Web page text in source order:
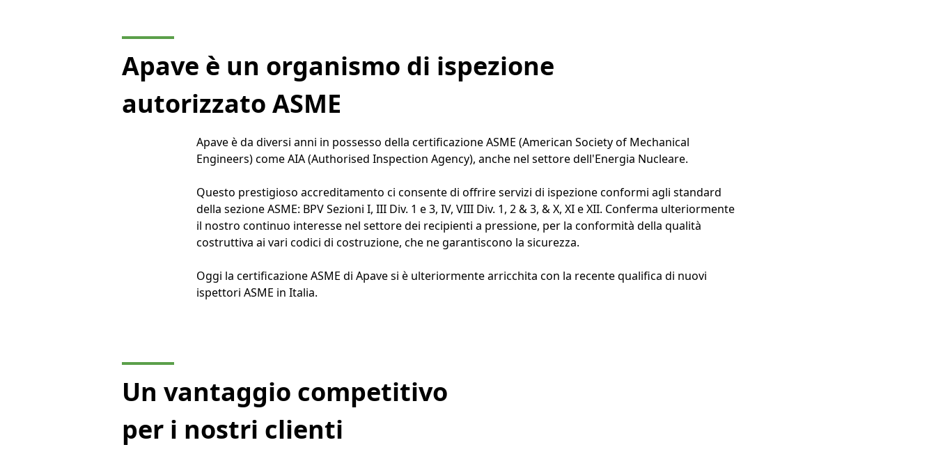
Apave è un organismo di ispezione
autorizzato ASME
Apave è da diversi anni in possesso della certificazione ASME (American Society of Mechanical
Engineers) come AIA (Authorised Inspection Agency), anche nel settore dell'Energia Nucleare.
Questo prestigioso accreditamento ci consente di offrire servizi di ispezione conformi agli standard
della sezione ASME: BPV Sezioni I, III Div. 1 e 3, IV, VIII Div. 1, 2 & 3, & X, XI e XII. Conferma ulteriormente
il nostro continuo interesse nel settore dei recipienti a pressione, per la conformità della qualità
costruttiva ai vari codici di costruzione, che ne garantiscono la sicurezza.
Oggi la certificazione ASME di Apave si è ulteriormente arricchita con la recente qualifica di nuovi
ispettori ASME in Italia.
Un vantaggio competitivo
per i nostri clienti